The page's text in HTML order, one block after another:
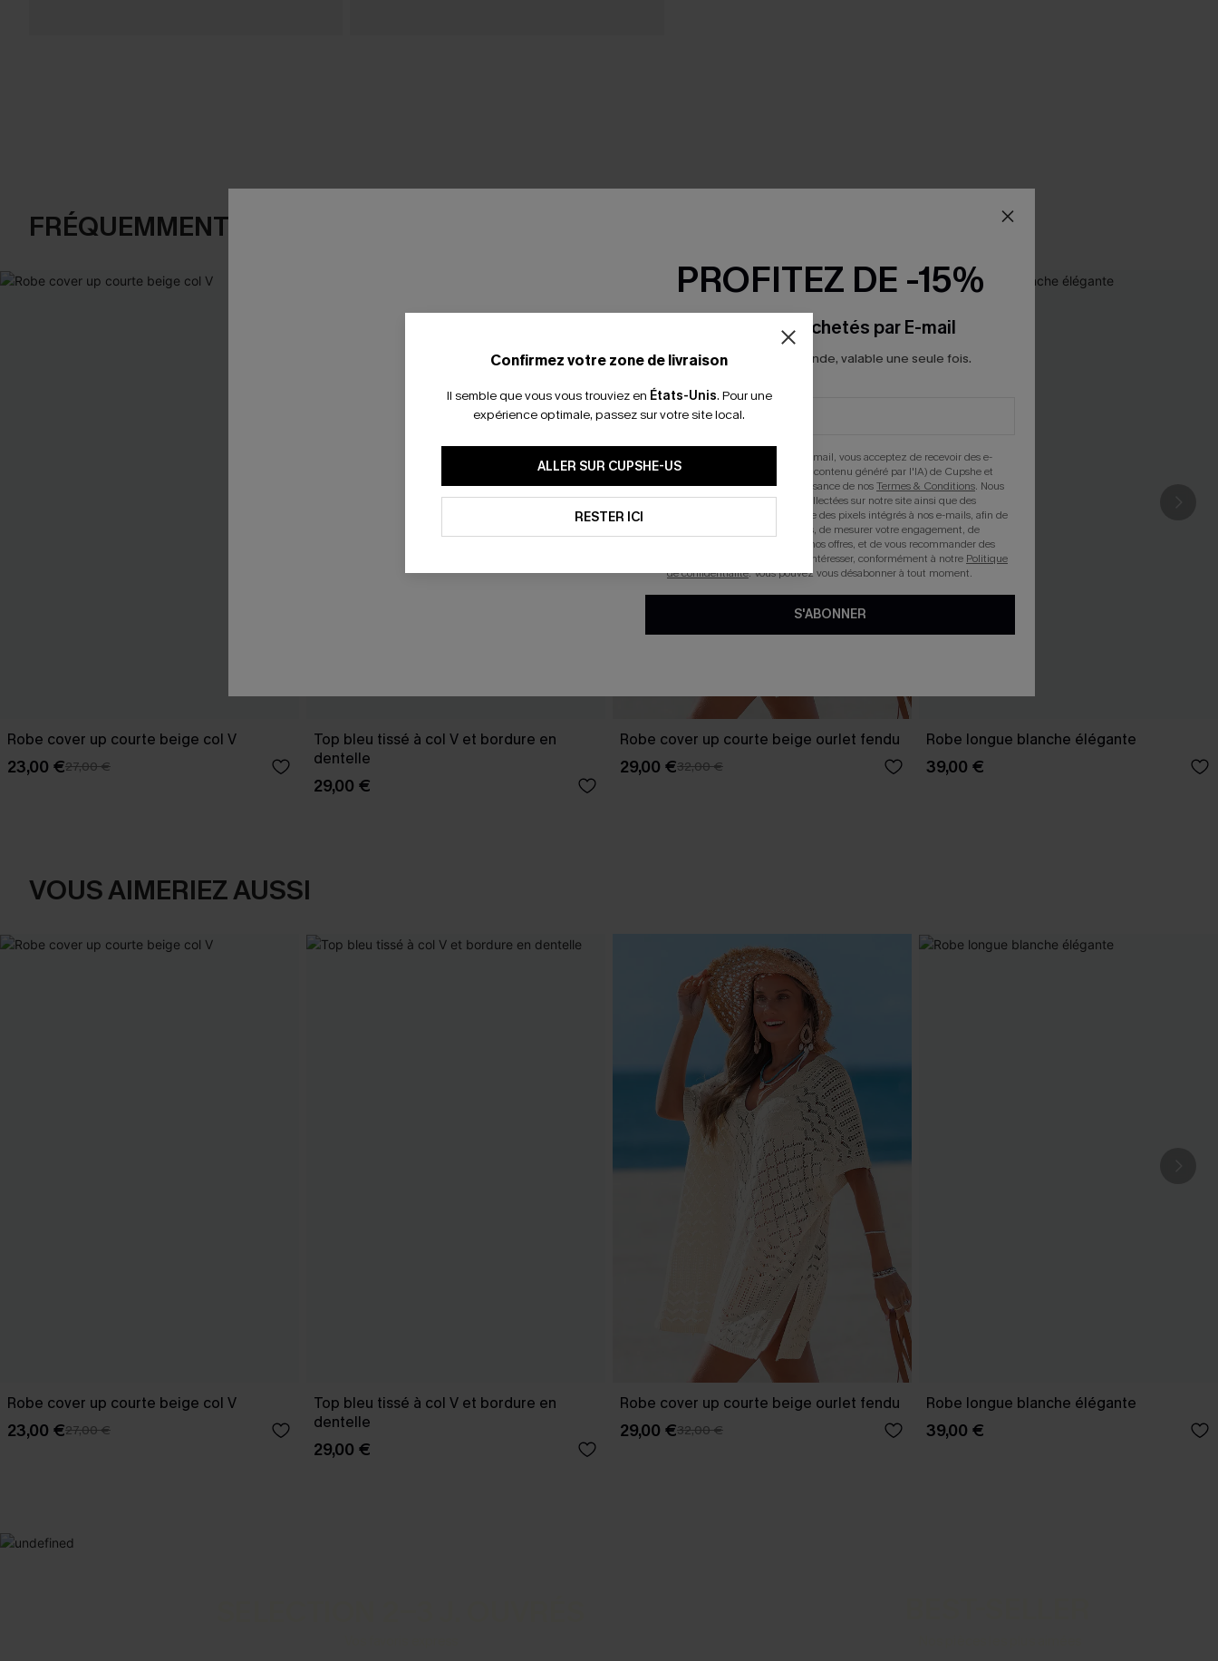
FRÉQUEMMENT ACHETÉS ENSEMBLE
Robe cover up courte beige col V
23,00 €27,00 €
Top bleu tissé à col V et bordure en
dentelle
29,00 €
Robe cover up courte beige ourlet fendu
29,00 €32,00 €
Robe longue blanche élégante
39,00 €
VOUS AIMERIEZ AUSSI
Robe cover up courte beige col V
23,00 €27,00 €
Top bleu tissé à col V et bordure en
dentelle
29,00 €
Robe cover up courte beige ourlet fendu
29,00 €32,00 €
Robe longue blanche élégante
39,00 €
Confirmez votre zone de livraison
Il semble que vous vous trouviez en États-Unis. Pour une
expérience optimale, passez sur votre site local.
ALLER SUR CUPSHE-US
RESTER ICI
PROFITEZ DE -15%
-15% dès 2 Achetés par E-mail
*Un code par commande, valable une seule fois.
En soumettant votre adresse e-mail, vous acceptez de recevoir des e-
mails marketing (y compris du contenu généré par l'IA) de Cupshe et
reconnaissez avoir pris connaissance de nosTermes & Conditions. Nous
pouvons utiliser les données collectées sur notre site ainsi que des
technologies de suivi, telles que des pixels intégrés à nos e-mails, afin de
savoir si ceux-ci ont été ouverts, de mesurer votre engagement, de
personnaliser nos contenus et nos offres, et de vous recommander des
produits susceptibles de vous intéresser, conformément à notre Politique
de confidentialité. Vous pouvez vous désabonner à tout moment.
S'ABONNER